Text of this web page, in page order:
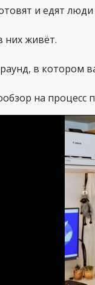
и едят
них живёт.
в котором
на процесс